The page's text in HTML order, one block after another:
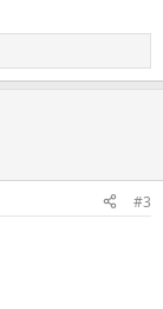
#3